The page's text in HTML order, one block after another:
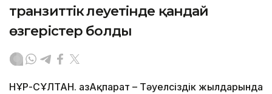
транзиттік әлеуетінде қандай
өзгерістер болды
НҰР-СҰЛТАН. ҚазАқпарат – Тәуелсіздік жылдарында